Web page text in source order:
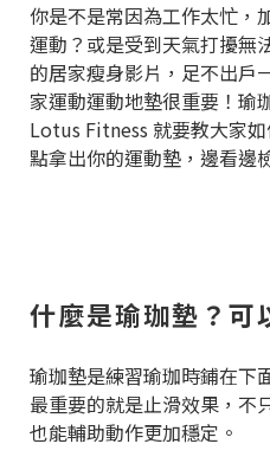
你是不是常因為工作太忙，
運動？或是受到天氣打擾無
的居家瘦身影片，足不出戶
家運動運動地墊很重要！瑜
Lotus Fitness 就要教大家
點拿出你的運動墊，邊看邊
什麼是瑜珈墊？可
瑜珈墊是練習瑜珈時鋪在下
最重要的就是止滑效果，不
也能輔助動作更加穩定。